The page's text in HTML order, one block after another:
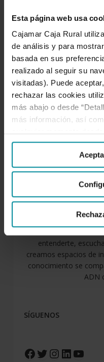
Esta página web usa
Cajamar Caja Rural
de análisis y para
basada en sus
realizado al seguir su
visitadas). Puede
rechazar las cookies
más abajo o desde
más información, así
Área
Cajamar
SOBRE NOSOTROS
entenderte,
creamos espacios de
conocimiento se
ADN
SÍGUENOS
Facebook
Twitter
Instagram
LinkedIn